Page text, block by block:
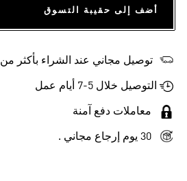
أضف إلى حقيبة التسوق
توصيل مجاني عند الشراء بأكثر من 35 د.ك
التوصيل خلال 5-7 أيام عمل
معاملات دفع آمنة